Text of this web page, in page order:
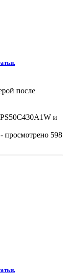
после
и
просмотрено 598